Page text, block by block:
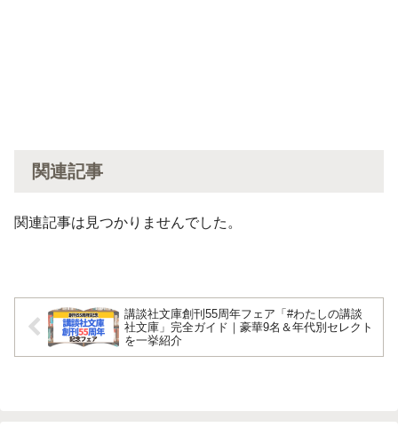
関連記事
関連記事は見つかりませんでした。
講談社文庫創刊55周年フェア「#わたしの講談
社文庫」完全ガイド｜豪華9名＆年代別セレクト
を一挙紹介